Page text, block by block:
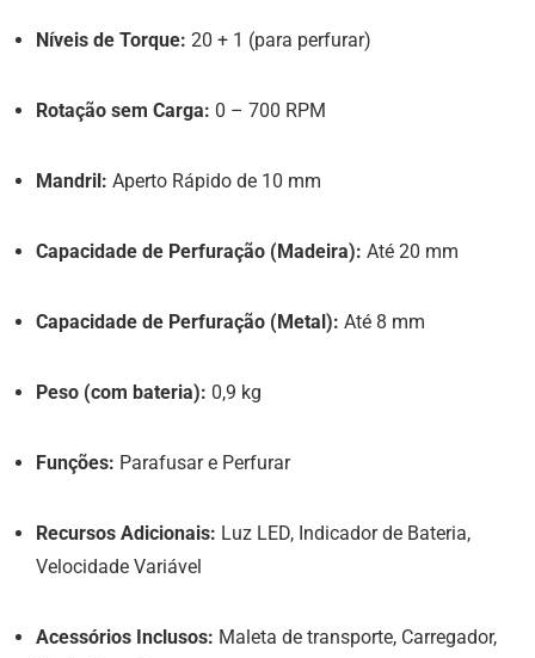
Níveis de Torque: 20 + 1 (para perfurar)
Rotação sem Carga: 0 – 700 RPM
Mandril: Aperto Rápido de 10 mm
Capacidade de Perfuração (Madeira): Até 20 mm
Capacidade de Perfuração (Metal): Até 8 mm
Peso (com bateria): 0,9 kg
Funções: Parafusar e Perfurar
Recursos Adicionais: Luz LED, Indicador de Bateria,
Velocidade Variável
Acessórios Inclusos: Maleta de transporte, Carregador,